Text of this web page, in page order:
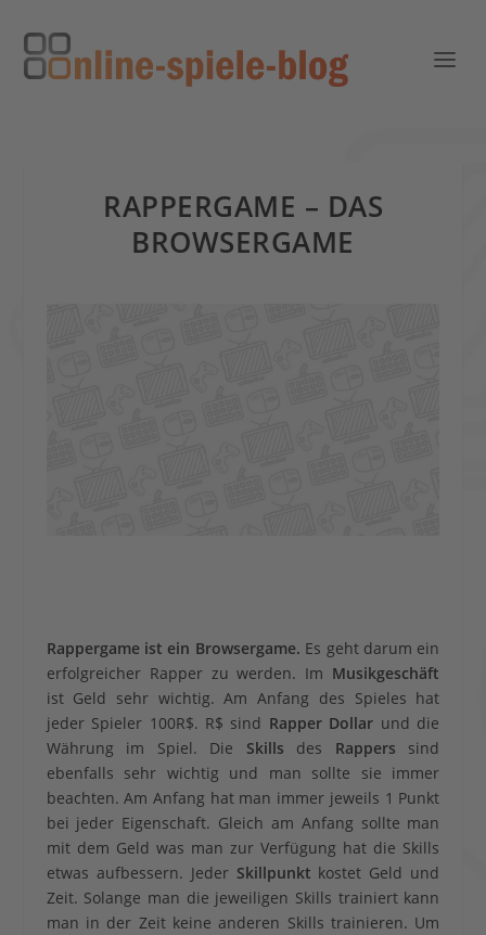
RAPPERGAME – DAS
BROWSERGAME
Rappergame ist ein Browsergame. Es geht darum ein
erfolgreicher Rapper zu werden. Im Musikgeschäft
ist Geld sehr wichtig. Am Anfang des Spieles hat
jeder Spieler 100R$. R$ sind Rapper Dollar und die
Währung im Spiel. Die Skills des Rappers sind
ebenfalls sehr wichtig und man sollte sie immer
beachten. Am Anfang hat man immer jeweils 1 Punkt
bei jeder Eigenschaft. Gleich am Anfang sollte man
mit dem Geld was man zur Verfügung hat die Skills
etwas aufbessern. Jeder Skillpunkt kostet Geld und
Zeit. Solange man die jeweiligen Skills trainiert kann
man in der Zeit keine anderen Skills trainieren. Um